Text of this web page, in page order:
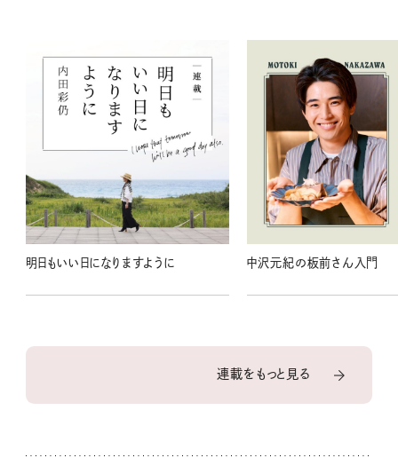
明日もいい日になりますように 中沢元紀の板前さん入門
連載をもっと見る